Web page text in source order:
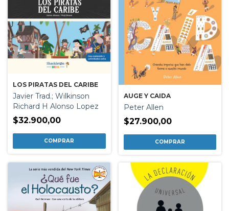
LOS PIRATAS DEL CARIBE
Javier Trad.; Wilkinson
Richard H Alonso Lopez
$32.900,00
AUGE Y CAIDA
Peter Allen
$27.900,00